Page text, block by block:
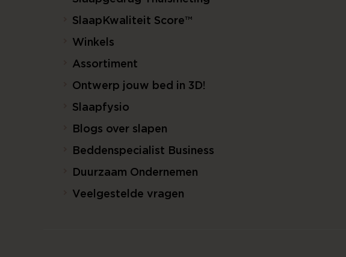
SlaapKwaliteit Score™
Winkels
Assortiment
Ontwerp jouw bed in 3D!
Slaapfysio
Blogs over slapen
Beddenspecialist Business
Duurzaam Ondernemen
Veelgestelde vragen